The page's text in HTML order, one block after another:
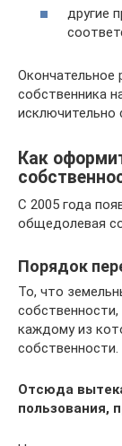
другие
Окончательное
собственника
исключительно
Как
С 2005 года
общедолевая
Порядок
То, что
собственности,
каждому из
собственности.
Отсюда
пользования,